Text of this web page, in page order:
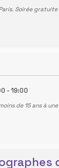
Soirée
- 19:00
de 15 ans à